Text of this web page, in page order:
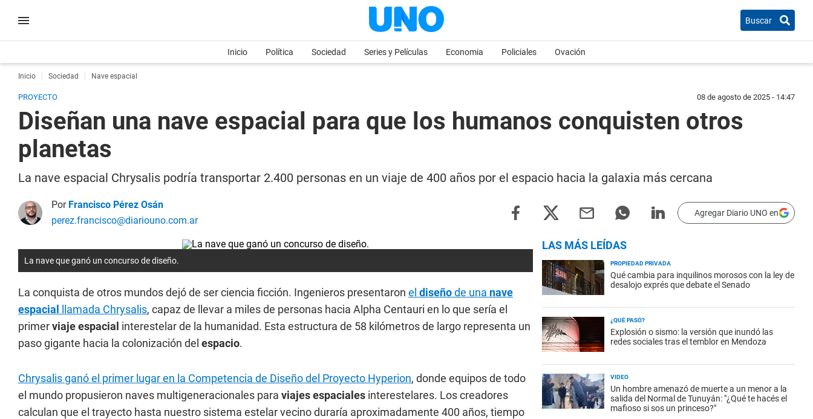
Buscar
Inicio Política Sociedad Series y Películas Economia Policiales Ovación
Inicio Sociedad Nave espacial
PROYECTO 08 de agosto de 2025 - 14:47
Diseñan una nave espacial para que los humanos conquisten otros
planetas
La nave espacial Chrysalis podría transportar 2.400 personas en un viaje de 400 años por el espacio hacia la galaxia más cercana
Por Francisco Pérez Osán
perez.francisco@diariouno.com.ar
Agregar Diario UNO en
La nave que ganó un concurso de diseño.
La conquista de otros mundos dejó de ser ciencia ficción. Ingenieros presentaron el diseñode una nave
espacial
llamada Chrysalis, capaz de llevar a miles de personas hacia Alpha Centauri en lo que sería el
primerviaje espacial interestelar de la humanidad. Esta estructura de 58 kilómetros de largo representa un
paso gigante hacia la colonización del espacio.
Chrysalis ganó el primer lugar en la Competencia de Diseño del Proyecto Hyperion, donde equipos de todo
el mundo propusieron naves multigeneracionales para viajes espaciales interestelares. Los creadores
calculan que el trayecto hasta nuestro sistema estelar vecino duraría aproximadamente 400 años, tiempo
LAS MÁS LEÍDAS
PROPIEDAD PRIVADA
Qué cambia para inquilinos morosos con la ley de
desalojo exprés que debate el Senado
¿QUÉ PASÓ?
Explosión o sismo: la versión que inundó las
redes sociales tras el temblor en Mendoza
VIDEO
Un hombre amenazó de muerte a un menor a la
salida del Normal de Tunuyán: "¿Qué te hacés el
mafioso si sos un princeso?"